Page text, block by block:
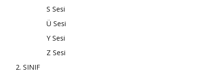
S Sesi
Ü Sesi
Y Sesi
Z Sesi
2. SINIF